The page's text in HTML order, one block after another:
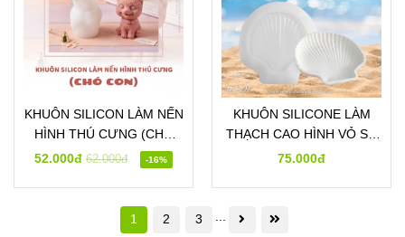
KHUÔN SILICON LÀM NẾN
HÌNH THÚ CƯNG (CHÓ
CON - DV01)
52.000đ 62.000đ -16%
KHUÔN SILICONE LÀM
THẠCH CAO HÌNH VỎ SÒ
(SO1)
75.000đ
1 2 3 ...